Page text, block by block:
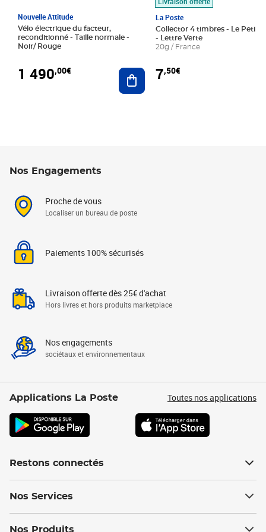
Nouvelle Attitude
Vélo électrique du facteur,
reconditionné - Taille normale -
Noir/ Rouge
1 490,00€ Ajouter au panier
La Poste
Collector 4 timbres - Le Petit
- Lettre Verte
20g / France
7,50€
Nos Engagements
Proche de vous
Localiser un bureau de poste
Paiements 100% sécurisés
Livraison offerte dès 25€ d'achat
Hors livres et hors produits marketplace
Nos engagements
sociétaux et environnementaux
Applications La Poste Toutes nos applications
Restons connectés
Nos Services
Nos Produits